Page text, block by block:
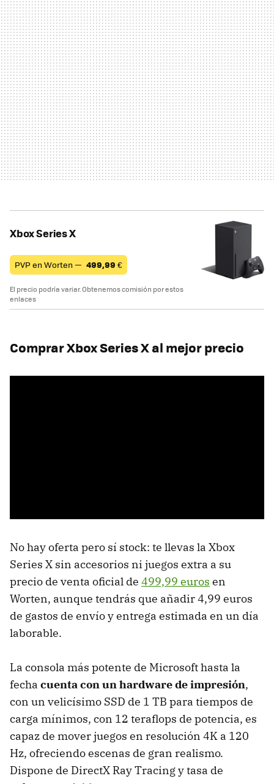
Xbox Series X
PVP en Worten — 499,99 €
El precio podría variar. Obtenemos comisión por estos
enlaces
Comprar Xbox Series X al mejor precio
No hay oferta pero sí stock: te llevas la Xbox
Series X sin accesorios ni juegos extra a su
precio de venta oficial de 499,99 euros en
Worten, aunque tendrás que añadir 4,99 euros
de gastos de envío y entrega estimada en un día
laborable.
La consola más potente de Microsoft hasta la
fecha cuenta con un hardware de impresión,
con un velicísimo SSD de 1 TB para tiempos de
carga mínimos, con 12 teraflops de potencia, es
capaz de mover juegos en resolución 4K a 120
Hz, ofreciendo escenas de gran realismo.
Dispone de DirectX Ray Tracing y tasa de